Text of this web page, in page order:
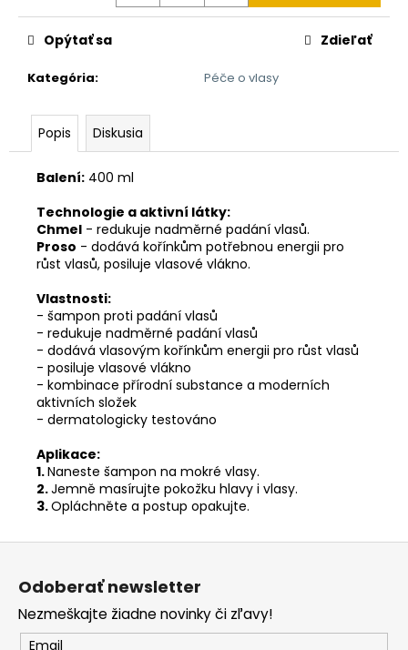
Kategória: Péče o vlasy
Opýtať sa Zdieľať
Popis Diskusia
Balení: 400 ml
Technologie a aktivní látky:
Chmel - redukuje nadměrné padání vlasů.
Proso - dodává kořínkům potřebnou energii pro
růst vlasů, posiluje vlasové vlákno.
Vlastnosti:
- šampon proti padání vlasů
- redukuje nadměrné padání vlasů
- dodává vlasovým kořínkům energii pro růst vlasů
- posiluje vlasové vlákno
- kombinace přírodní substance a moderních
aktivních složek
- dermatologicky testováno
Aplikace:
1.Naneste šampon na mokré vlasy.
2.Jemně masírujte pokožku hlavy i vlasy.
3.Opláchněte a postup opakujte.
ML
PASTA
KALODONT
2,55
Z
Odoberať newsletter
Nezmeškajte žiadne novinky či zľavy!
Email